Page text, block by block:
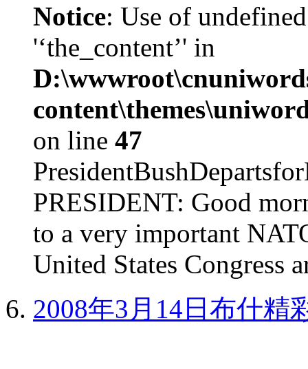
Notice: Use of
'‘the_content’' in
on line 47
PRESIDENT: Good
to a very important
United States Congress
2008年3月14日布什精